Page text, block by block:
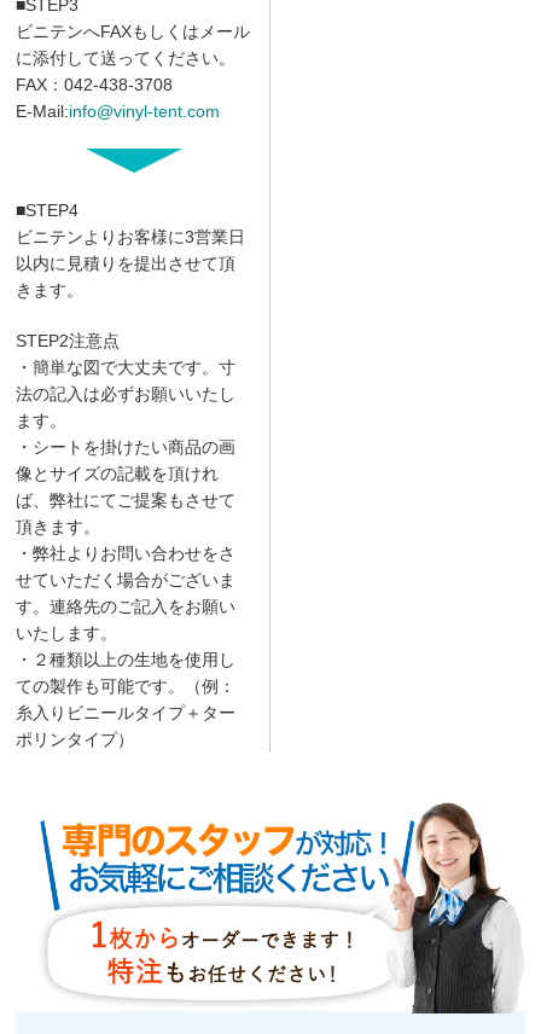
■STEP3
ビニテンへFAXもしくはメール
に添付して送ってください。
FAX：042-438-3708
E-Mail:info@vinyl-tent.com
■STEP4
ビニテンよりお客様に3営業日
以内に見積りを提出させて頂
きます。
STEP2注意点
・簡単な図で大丈夫です。寸
法の記入は必ずお願いいたし
ます。
・シートを掛けたい商品の画
像とサイズの記載を頂けれ
ば、弊社にてご提案もさせて
頂きます。
・弊社よりお問い合わせをさ
せていただく場合がございま
す。連絡先のご記入をお願い
いたします。
・２種類以上の生地を使用し
ての製作も可能です。（例：
糸入りビニールタイプ＋ター
ポリンタイプ）